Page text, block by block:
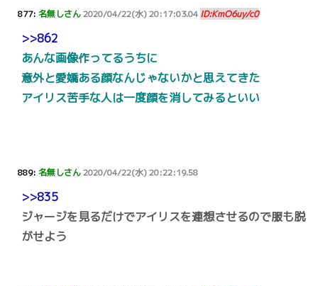
877: 名無しさん2020/04/22(水) 20:17:03.04 ID:KmO6uy/c0
>>862
あんな画像作ってるうちに
意外と愛嬌ある顔なんじゃないかと思えてきた
アイリス苦手な人は一度顔を消してみるといい
889: 名無しさん2020/04/22(水) 20:22:19.58
>>835
ジャージを見るだけでアイリスを連想させるので服も脱
がせよう